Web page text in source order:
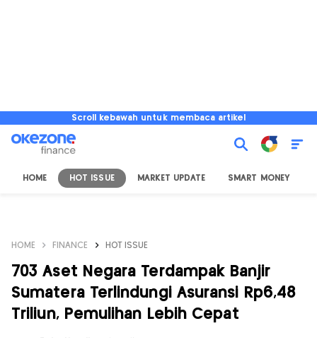
Scroll kebawah untuk membaca artikel
HOME HOT ISSUE MARKET UPDATE SMART MONEY
HOME FINANCE HOT ISSUE
703 Aset Negara Terdampak Banjir
Sumatera Terlindungi Asuransi Rp6,48
Triliun, Pemulihan Lebih Cepat